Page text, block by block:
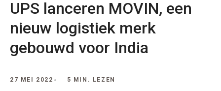
UPS lanceren MOVIN, een
nieuw logistiek merk
gebouwd voor India
27 MEI 2022 5 MIN. LEZEN